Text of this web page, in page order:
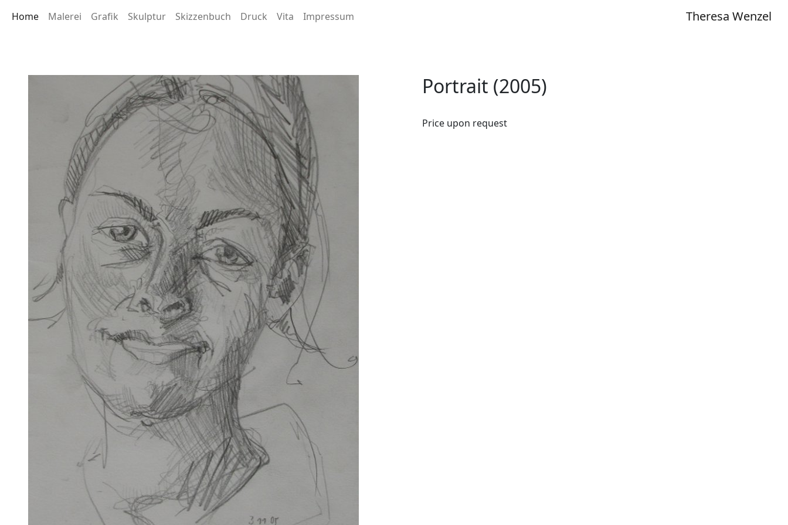
Home Malerei Grafik Skulptur Skizzenbuch Druck Vita Impressum Theresa Wenzel
Portrait (2005)
Price upon request